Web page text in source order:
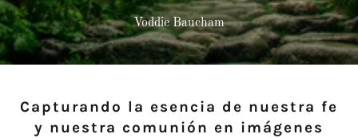
Voddie Baucham
Capturando la esencia de nuestra fe
y nuestra comunión en imágenes